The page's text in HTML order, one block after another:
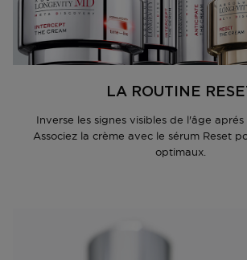
LA ROUTINE
Inverse les signes visibles de l'âge aprés
Associez la crème avec le sérum Reset
optimaux.